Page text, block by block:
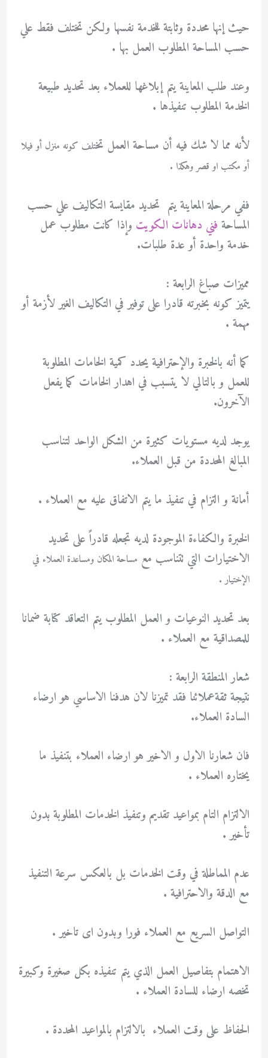
حيث إنها محددة وثابتة للخدمة نفسها ولكن تختلف فقط علي
حسب المساحة المطلوب العمل بها .
وعند طلب المعاينة يتم إبلاغها للعملاء بعد تحديد طبيعة
الخدمة المطلوب تنفيذها .
لأنه مما لا شك فيه أن مساحة العمل تختلف كونه منزل أو فيلا
أو مكتب او قصر وهكذا .
ففي مرحلة المعاينة يتم تحديد مقايسة التكاليف علي حسب
المساحة فني دهانات الكويت وإذا كانت مطلوب عمل
خدمة واحدة أو عدة طلبات.
مميزات صباغ الرابعة :
يتميز كونه بخبرته قادرا على توفير في التكاليف الغير لأزمة أو
مهمة .
كما أنه بالخبرة والإحترافية يحدد كمية الخامات المطلوبة
للعمل و بالتالي لا يتسبب في اهدار الخامات كما يفعل
الآخرون.
يوجد لديه مستويات كثيرة من الشكل الواحد لتناسب
المبالغ المحددة من قبل العملاء.
أمانة و التزام في تنفيذ ما يتم الاتفاق عليه مع العملاء .
الخبرة والكفاءة الموجودة لديه تجعله قادراً على تحديد
الاختيارات التي تتناسب مع مساحة المكان ومساعدة العملاء في
الإختيار .
بعد تحديد النوعيات و العمل المطلوب يتم التعاقد كتابة ضمانا
للمصداقية مع العملاء .
شعار المنطقة الرابعة :
نتيجة ثقةعملائنا فقد تميزنا لان هدفنا الاساسي هو ارضاء
السادة العملاء.
فان شعارنا الاول و الاخير هو ارضاء العملاء بتنفيذ ما
يختاره العملاء .
الالتزام التام بمواعيد تقديم وتنفيذ الخدمات المطلوبة بدون
تأخير .
عدم المماطلة في وقت الخدمات بل بالعكس سرعة التنفيذ
مع الدقة والاحترافية .
التواصل السريع مع العملاء فورا وبدون اى تاخير .
الاهتمام بتفاصيل العمل الذي يتم تنفيذه بكل صغيرة وكبيرة
تخصه ارضاء للسادة العملاء .
الحفاظ على وقت العملاء بالالتزام بالمواعيد المحددة .